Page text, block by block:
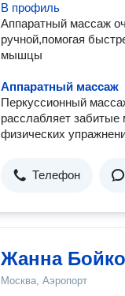
В профиль
Аппаратный массаж
ручной,помогая
мышцы
Аппаратный массаж
Перкуссионный
расслабляет
физических
Телефон
Жанна
Москва, Аэропорт